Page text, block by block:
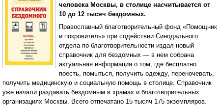
человека Москвы, в столице насчитывается от
10 до 12 тысяч бездомных.
Православный благотворительный фонд «Помощник
и покровитель» при содействии Синодального
отдела по благотворительности издал новый
справочник для бездомных — в нем собрана
актуальная информация о том, где бесплатно
поесть, помыться, получить одежду, переночевать,
получить медицинскую и социальную помощь в столице. Справочник
уже начали раздавать бездомным в храмах и благотворительных
организациях Москвы. Всего отпечатано 15 тысяч 175 экземпляров.